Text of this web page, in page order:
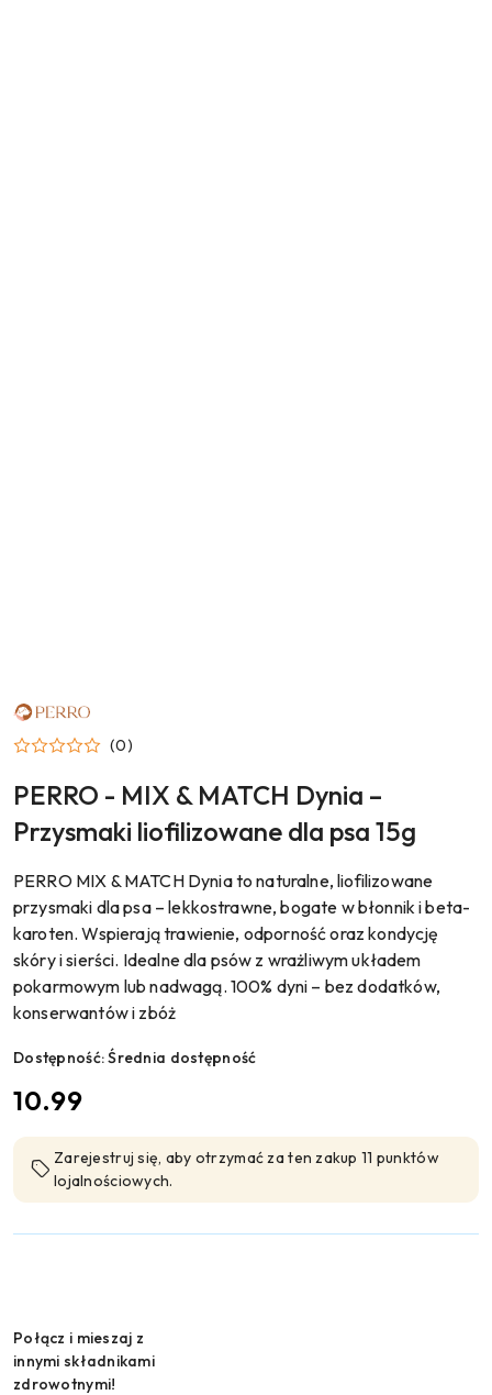
NAZWA
PRODUCENTA:
PERRO
(0)
PERRO - MIX & MATCH Dynia –
Przysmaki liofilizowane dla psa 15g
PERRO MIX & MATCH Dynia to naturalne, liofilizowane
przysmaki dla psa – lekkostrawne, bogate w błonnik i beta-
karoten. Wspierają trawienie, odporność oraz kondycję
skóry i sierści. Idealne dla psów z wrażliwym układem
pokarmowym lub nadwagą. 100% dyni – bez dodatków,
konserwantów i zbóż
Dostępność:Średnia dostępność
cena:
10.99
Zarejestruj się, aby otrzymać za ten zakup 11 punktów
lojalnościowych.
Wariant
Połącz i mieszaj z
innymi składnikami
zdrowotnymi!